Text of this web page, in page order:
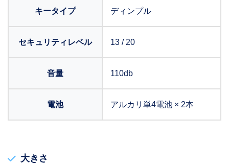
キータイプ ディンプル
セキュリティレベル 13 / 20
音量 110db
電池 アルカリ単4電池 × 2本
大きさ